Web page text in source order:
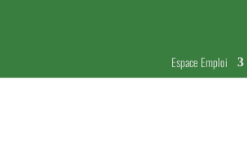
Espace Emploi